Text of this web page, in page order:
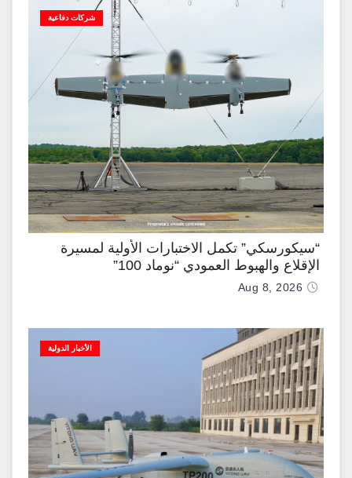
شركات دفاعية
“سيكورسكي” تكمل الاختبارات الأولية لمسيرة
الإقلاع والهبوط العمودي “نوماد 100”
Aug 8, 2026
الأخبار الدولية